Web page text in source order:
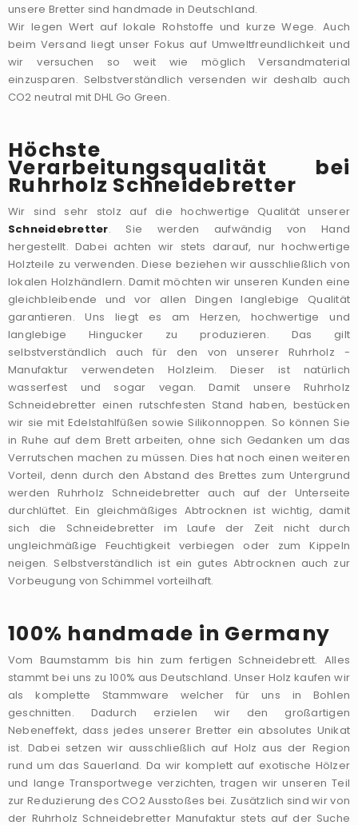
unsere Bretter sind handmade in Deutschland.
Wir legen Wert auf lokale Rohstoffe und kurze Wege. Auch
beim Versand liegt unser Fokus auf Umweltfreundlichkeit und
wir versuchen so weit wie möglich Versandmaterial
einzusparen. Selbstverständlich versenden wir deshalb auch
CO2 neutral mit DHL Go Green.
Höchste
Verarbeitungsqualität bei
Ruhrholz Schneidebretter
Wir sind sehr stolz auf die hochwertige Qualität unserer
Schneidebretter. Sie werden aufwändig von Hand
hergestellt. Dabei achten wir stets darauf, nur hochwertige
Holzteile zu verwenden. Diese beziehen wir ausschließlich von
lokalen Holzhändlern. Damit möchten wir unseren Kunden eine
gleichbleibende und vor allen Dingen langlebige Qualität
garantieren. Uns liegt es am Herzen, hochwertige und
langlebige Hingucker zu produzieren. Das gilt
selbstverständlich auch für den von unserer Ruhrholz -
Manufaktur verwendeten Holzleim. Dieser ist natürlich
wasserfest und sogar vegan. Damit unsere Ruhrholz
Schneidebretter einen rutschfesten Stand haben, bestücken
wir sie mit Edelstahlfüßen sowie Silikonnoppen. So können Sie
in Ruhe auf dem Brett arbeiten, ohne sich Gedanken um das
Verrutschen machen zu müssen. Dies hat noch einen weiteren
Vorteil, denn durch den Abstand des Brettes zum Untergrund
werden Ruhrholz Schneidebretter auch auf der Unterseite
durchlüftet. Ein gleichmäßiges Abtrocknen ist wichtig, damit
sich die Schneidebretter im Laufe der Zeit nicht durch
ungleichmäßige Feuchtigkeit verbiegen oder zum Kippeln
neigen. Selbstverständlich ist ein gutes Abtrocknen auch zur
Vorbeugung von Schimmel vorteilhaft.
100% handmade in Germany
Vom Baumstamm bis hin zum fertigen Schneidebrett. Alles
stammt bei uns zu 100% aus Deutschland. Unser Holz kaufen wir
als komplette Stammware welcher für uns in Bohlen
geschnitten. Dadurch erzielen wir den großartigen
Nebeneffekt, dass jedes unserer Bretter ein absolutes Unikat
ist. Dabei setzen wir ausschließlich auf Holz aus der Region
rund um das Sauerland. Da wir komplett auf exotische Hölzer
und lange Transportwege verzichten, tragen wir unseren Teil
zur Reduzierung des CO2 Ausstoßes bei. Zusätzlich sind wir von
der Ruhrholz Schneidebretter Manufaktur stets auf der Suche